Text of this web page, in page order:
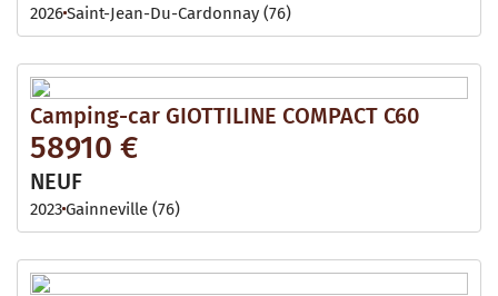
2026Saint-Jean-Du-Cardonnay (76)
Camping-car GIOTTILINE COMPACT C60
58910 €
NEUF
2023Gainneville (76)